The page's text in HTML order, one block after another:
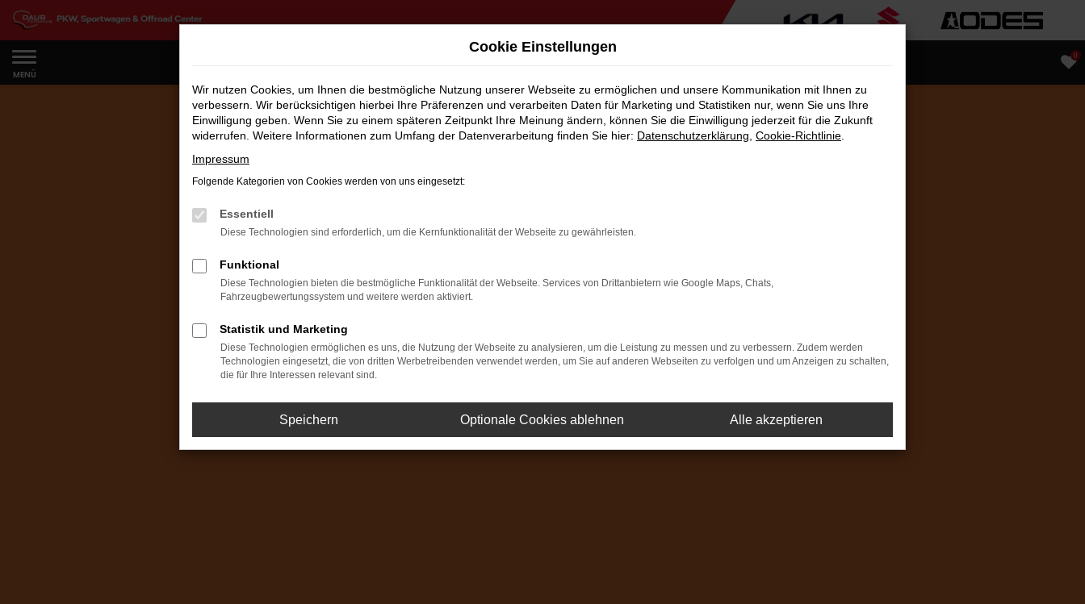
Zum
Hauptinhalt
springen
MENÜ
0
Cookie Einstellungen
Wir nutzen Cookies, um Ihnen die bestmögliche Nutzung unserer Webseite zu ermöglichen und unsere Kommunikation mit Ihnen zu
verbessern. Wir berücksichtigen hierbei Ihre Präferenzen und verarbeiten Daten für Marketing und Statistiken nur, wenn Sie uns Ihre
Einwilligung geben. Wenn Sie zu einem späteren Zeitpunkt Ihre Meinung ändern, können Sie die Einwilligung jederzeit für die Zukunft
widerrufen. Weitere Informationen zum Umfang der Datenverarbeitung finden Sie hier: Datenschutzerklärung Cookie-Richtlinie
Impressum
Folgende Kategorien von Cookies werden von uns eingesetzt:
Essentiell
Diese Technologien sind erforderlich, um die Kernfunktionalität der Webseite zu gewährleisten.
Funktional
Diese Technologien bieten die bestmögliche Funktionalität der Webseite. Services von Drittanbietern wie Google Maps, Chats,
Fahrzeugbewertungssystem und weitere werden aktiviert.
Statistik und Marketing
Diese Technologien ermöglichen es uns, die Nutzung der Webseite zu analysieren, um die Leistung zu messen und zu verbessern. Zudem werden
Technologien eingesetzt, die von dritten Werbetreibenden verwendet werden, um Sie auf anderen Webseiten zu verfolgen und um Anzeigen zu schalten,
die für Ihre Interessen relevant sind.
Speichern Optionale Cookies ablehnen Alle akzeptieren